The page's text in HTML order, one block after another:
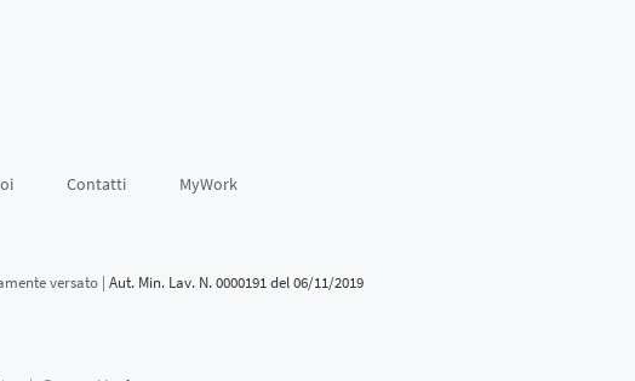
Contatti MyWork
versato | Aut. Min. Lav. N. 0000191 del 06/11/2019